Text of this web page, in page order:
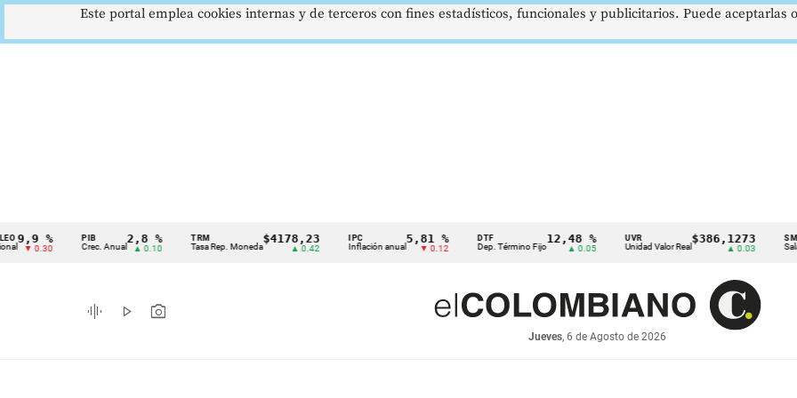
Cintillo
indicadores
económicos
PIB
Crec. Anual
2,8 %
▲ 0.10
TRM
Tasa Rep. Moneda
$4178,23
▲ 0.42
IPC
Inflación anual
5,81 %
▼ 0.12
DTF
Dep. Término Fijo
12,48 %
▲ 0.05
UVR
Unidad Valor Real
$386,1273
▲ 0.03
SMMLV
Salario
graphic_eq play_arrow photo_camera
Jueves, 6 de Agosto de 2026
Este portal emplea cookies internas y de terceros con fines estadísticos, funcionales y publicitarios. Puede aceptarlas